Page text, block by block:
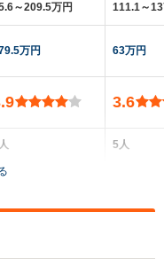
～209.5万円
万円
ア
111.1～
63万円
3.6
5人